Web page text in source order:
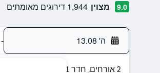
9.0 מצוין 1,944 דירוגים מאומתים
ה' 13.08 -
2 אורחים, חדר 1